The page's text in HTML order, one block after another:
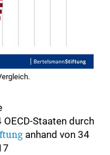
Staaten durch
anhand von 34